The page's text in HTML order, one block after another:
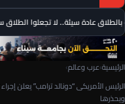
عادة سيئة.. لا تجعلوا الطلاق
الرئيسية›عرب وعالم›
الرئيس الأمريكى “دونالد ترامب” يعلن
ويحذرها